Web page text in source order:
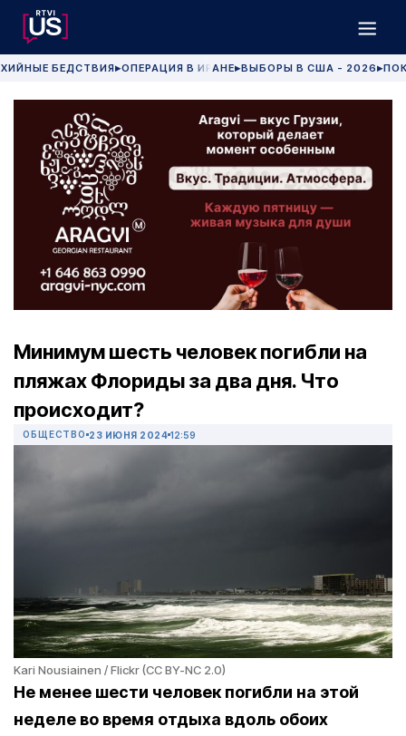
БЕДСТВИЯ▶ОПЕРАЦИЯ В ИРАНЕ▶ВЫБОРЫ В США - 2026 ▶
Минимум шесть человек погибли на
пляжах Флориды за два дня. Что
происходит?
ОБЩЕСТВО 23 ИЮНЯ 2024 12:59
Kari Nousiainen / Flickr (CC BY-NC 2.0)
Не менее шести человек погибли на этой
неделе во время отдыха вдоль обоих